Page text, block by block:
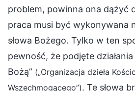
problem, powinna ona dążyć
praca musi być wykonywana
słowa Bożego. Tylko w ten
pewność, że podjęte
Bożą” („Organizacja dzieła
Wszechmogącego”). Te słowa